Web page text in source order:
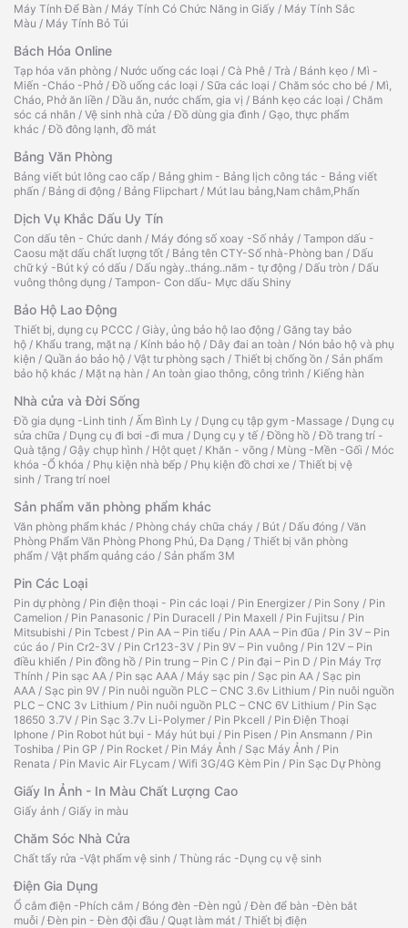
Máy Tính Để Bàn / Máy Tính Có Chức Năng in Giấy / Máy Tính Sắc
Màu / Máy Tính Bỏ Túi
Bách Hóa Online
Tạp hóa văn phòng / Nước uống các loại / Cà Phê / Trà / Bánh kẹo / Mì -
Miến -Cháo -Phở /Đồ uống các loại / Sữa các loại / Chăm sóc cho bé / Mì,
Cháo, Phở ăn liền / Dầu ăn, nước chấm, gia vị / Bánh kẹo các loại / Chăm
sóc cá nhân / Vệ sinh nhà cửa /Đồ dùng gia đình / Gạo, thực phẩm
khác /Đồ đông lạnh, đồ mát
Bảng Văn Phòng
Bảng viết bút lông cao cấp / Bảng ghim - Bảng lịch công tác - Bảng viết
phấn / Bảng di động / Bảng Flipchart / Mút lau bảng,Nam châm,Phấn
Dịch Vụ Khắc Dấu Uy Tín
Con dấu tên - Chức danh / Máy đóng số xoay -Số nhảy / Tampon dấu -
Caosu mặt dấu chất lượng tốt / Bảng tên CTY-Số nhà-Phòng ban / Dấu
chữ ký -Bút ký có dấu / Dấu ngày..tháng..năm - tự động / Dấu tròn / Dấu
vuông thông dụng / Tampon- Con dấu- Mực dấu Shiny
Bảo Hộ Lao Động
Thiết bị, dụng cụ PCCC / Giày, ủng bảo hộ lao động / Găng tay bảo
hộ / Khẩu trang, mặt nạ / Kính bảo hộ / Dây đai an toàn / Nón bảo hộ và phụ
kiện / Quần áo bảo hộ / Vật tư phòng sạch / Thiết bị chống ồn / Sản phẩm
bảo hộ khác / Mặt nạ hàn / An toàn giao thông, công trình / Kiếng hàn
Nhà cửa và Đời Sống
Đồ gia dụng -Linh tinh / Ấm Bình Ly / Dụng cụ tập gym -Massage / Dụng cụ
sửa chữa / Dụng cụ đi bơi -đi mưa / Dụng cụ y tế /Đồng hồ /Đồ trang trí -
Quà tặng / Gậy chụp hình / Hột quẹt / Khăn - võng / Mùng -Mền -Gối / Móc
khóa -Ổ khóa / Phụ kiện nhà bếp / Phụ kiện đồ chơi xe / Thiết bị vệ
sinh / Trang trí noel
Sản phẩm văn phòng phẩm khác
Văn phòng phẩm khác / Phòng cháy chữa cháy / Bút / Dấu đóng / Văn
Phòng Phẩm Văn Phòng Phong Phú, Đa Dạng / Thiết bị văn phòng
phẩm / Vật phẩm quảng cáo / Sản phẩm 3M
Pin Các Loại
Pin dự phòng / Pin điện thoại - Pin các loại / Pin Energizer / Pin Sony / Pin
Camelion / Pin Panasonic / Pin Duracell / Pin Maxell / Pin Fujitsu / Pin
Mitsubishi / Pin Tcbest / Pin AA – Pin tiểu / Pin AAA – Pin đũa / Pin 3V – Pin
cúc áo / Pin Cr2-3V / Pin Cr123-3V / Pin 9V – Pin vuông / Pin 12V – Pin
điều khiển / Pin đồng hồ / Pin trung – Pin C / Pin đại – Pin D / Pin Máy Trợ
Thính / Pin sạc AA / Pin sạc AAA / Máy sạc pin / Sạc pin AA / Sạc pin
AAA / Sạc pin 9V / Pin nuôi nguồn PLC – CNC 3.6v Lithium / Pin nuôi nguồn
PLC – CNC 3v Lithium / Pin nuôi nguồn PLC – CNC 6V Lithium / Pin Sạc
18650 3.7V / Pin Sạc 3.7v Li-Polymer / Pin Pkcell / Pin Điện Thoại
Iphone / Pin Robot hút bụi - Máy hút bụi / Pin Pisen / Pin Ansmann / Pin
Toshiba / Pin GP / Pin Rocket / Pin Máy Ảnh / Sạc Máy Ảnh / Pin
Renata / Pin Mavic Air FLycam / Wifi 3G/4G Kèm Pin / Pin Sạc Dự Phòng
Giấy In Ảnh - In Màu Chất Lượng Cao
Giấy ảnh / Giấy in màu
Chăm Sóc Nhà Cửa
Chất tẩy rửa -Vật phẩm vệ sinh / Thùng rác -Dụng cụ vệ sinh
Điện Gia Dụng
Ổ cắm điện -Phích cắm / Bóng đèn -Đèn ngủ /Đèn để bàn -Đèn bắt
muỗi /Đèn pin - Đèn đội đầu / Quạt làm mát / Thiết bị điện